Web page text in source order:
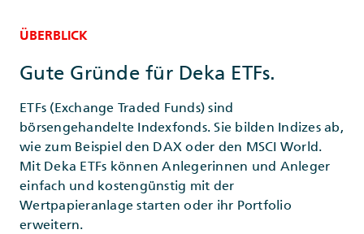
ÜBERBLICK
Gute Gründe für Deka ETFs.
ETFs (Exchange Traded Funds) sind
börsengehandelte Indexfonds. Sie bilden Indizes ab,
wie zum Beispiel den DAX oder den MSCI World.
Mit Deka ETFs können Anlegerinnen und Anleger
einfach und kostengünstig mit der
Wertpapieranlage starten oder ihr Portfolio
erweitern.